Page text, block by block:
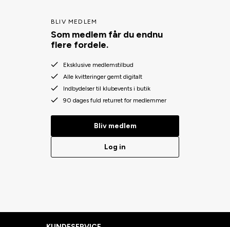
BLIV MEDLEM
Som medlem får du endnu
flere fordele.
Eksklusive medlemstilbud
Alle kvitteringer gemt digitalt
Indbydelser til klubevents i butik
90 dages fuld returret for medlemmer
Bliv medlem
Log in